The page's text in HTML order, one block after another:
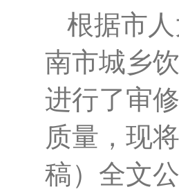
根据市
南市城乡
进行了审
质量，现
稿）全文